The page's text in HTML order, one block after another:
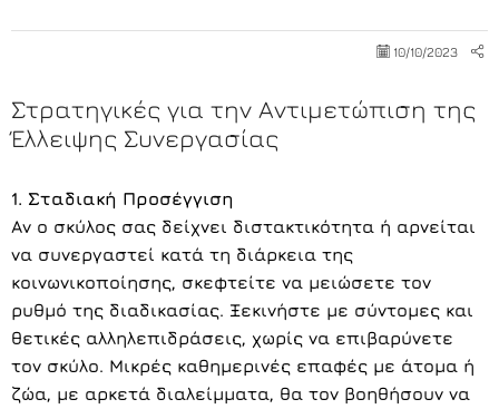
10/10/2023
Στρατηγικές για την Αντιμετώπιση της
Έλλειψης Συνεργασίας
1. Σταδιακή Προσέγγιση
Αν ο σκύλος σας δείχνει διστακτικότητα ή αρνείται
να συνεργαστεί κατά τη διάρκεια της
κοινωνικοποίησης, σκεφτείτε να μειώσετε τον
ρυθμό της διαδικασίας. Ξεκινήστε με σύντομες και
θετικές αλληλεπιδράσεις, χωρίς να επιβαρύνετε
τον σκύλο. Μικρές καθημερινές επαφές με άτομα ή
ζώα, με αρκετά διαλείμματα, θα τον βοηθήσουν να